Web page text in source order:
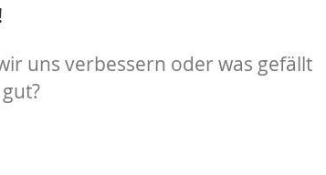
uns verbessern oder was gefällt